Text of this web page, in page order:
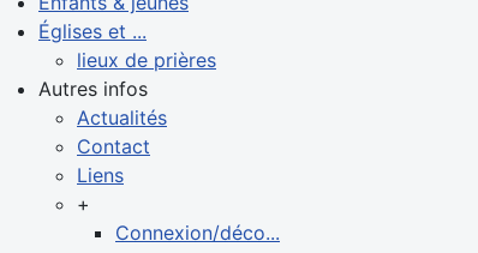
Églises et ...
lieux de prières
Autres infos
Actualités
Contact
Liens
+
Connexion/déco...